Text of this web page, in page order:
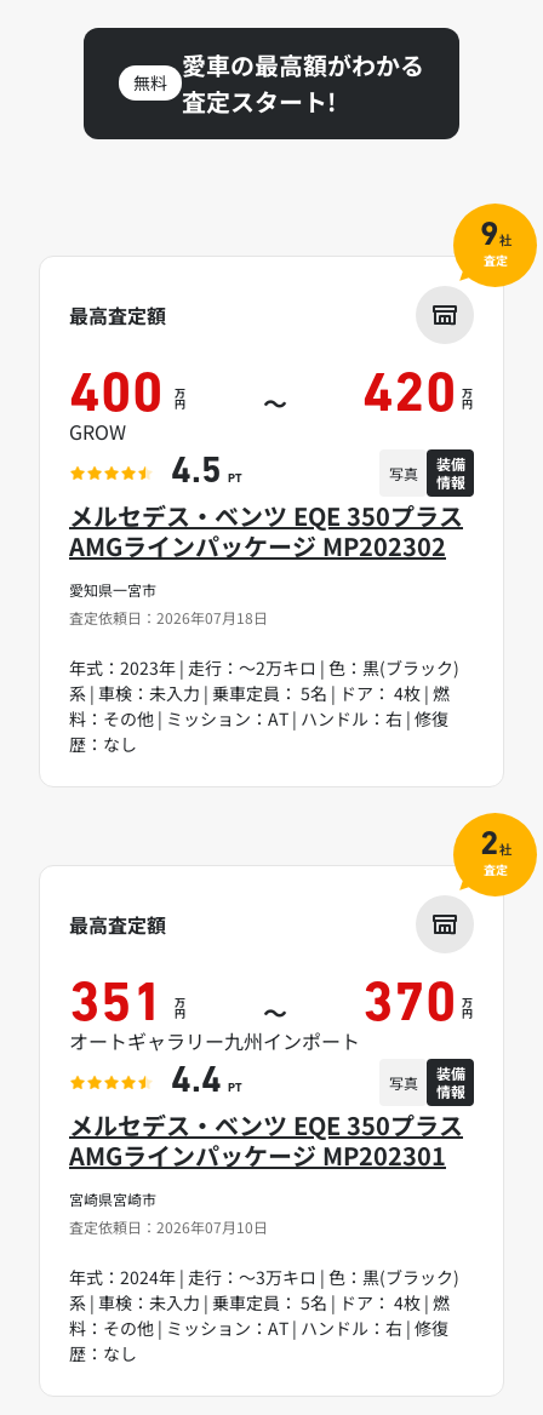
無料
愛車の最高額がわかる
査定スタート!
愛知県一宮市
査定依頼日：2026年07月18日
メルセデス・ベンツ EQE 350プラス
AMGラインパッケージ MP202302
年式：2023年 | 走行：～2万キロ | 色：黒(ブラック)
系 | 車検：未入力 | 乗車定員： 5名 | ドア： 4枚 | 燃
料：その他 | ミッション：AT | ハンドル：右 | 修復
歴：なし
最高査定額
400 万
円 ～ 420 万
円
GROW
4.5 PT 写真
装備
情報
9社
査定
宮崎県宮崎市
査定依頼日：2026年07月10日
メルセデス・ベンツ EQE 350プラス
AMGラインパッケージ MP202301
年式：2024年 | 走行：～3万キロ | 色：黒(ブラック)
系 | 車検：未入力 | 乗車定員： 5名 | ドア： 4枚 | 燃
料：その他 | ミッション：AT | ハンドル：右 | 修復
歴：なし
最高査定額
351 万
円 ～ 370 万
円
オートギャラリー九州インポート
4.4 PT 写真
装備
情報
2社
査定